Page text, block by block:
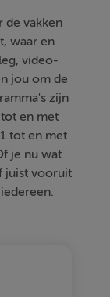
de vakken
waar en
video-
jou om de
zijn
en met
tot en met
je nu wat
juist vooruit